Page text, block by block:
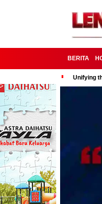
BERITA
Unifying